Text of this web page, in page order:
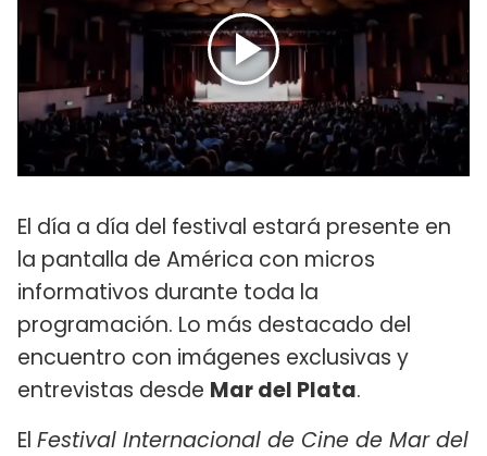
El día a día del festival estará presente en
la pantalla de América con micros
informativos durante toda la
programación. Lo más destacado del
encuentro con imágenes exclusivas y
entrevistas desde Mar del Plata.
El Festival Internacional de Cine de Mar del